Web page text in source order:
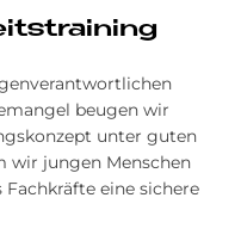
beugen wir
unter guten
wir jungen Menschen
eine sichere